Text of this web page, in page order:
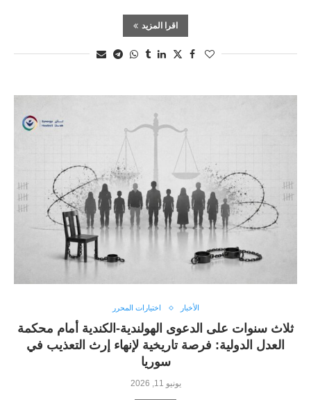
اقرا المزيد
الأخبار اختيارات المحرر
ثلاث سنوات على الدعوى الهولندية-الكندية أمام محكمة
العدل الدولية: فرصة تاريخية لإنهاء إرث التعذيب في
سوريا
يونيو 11, 2026